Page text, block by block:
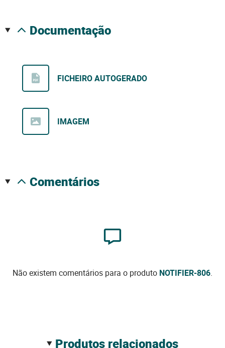
documentação
FICHEIRO AUTOGERADO
IMAGEM
comentários
Não existem comentários para o produto NOTIFIER-806.
produtos relacionados